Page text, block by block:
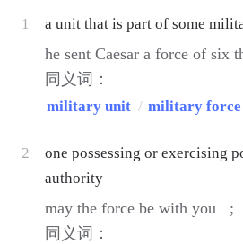
1 a unit that is part of some
he sent Caesar a force of six
同义词：
military unit / military force
2
one possessing or exercising
authority
may the force be with you ;
同义词：